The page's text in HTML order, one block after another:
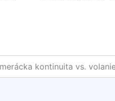
kontinuita vs.